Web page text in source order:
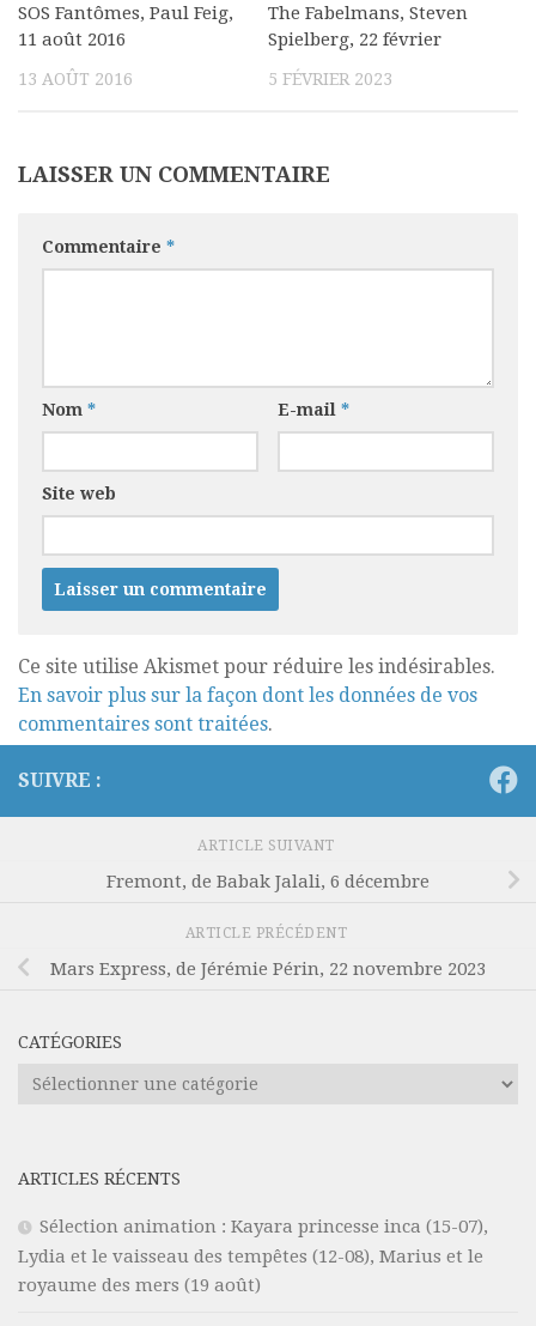
SOS Fantômes, Paul Feig,
11 août 2016
13 AOÛT 2016
The Fabelmans, Steven
Spielberg, 22 février
5 FÉVRIER 2023
LAISSER UN COMMENTAIRE
Commentaire *
Nom * E-mail *
Site web
Ce site utilise Akismet pour réduire les indésirables.
En savoir plus sur la façon dont les données de vos
commentaires sont traitées.
SUIVRE :
ARTICLE SUIVANT
Fremont, de Babak Jalali, 6 décembre
ARTICLE PRÉCÉDENT
Mars Express, de Jérémie Périn, 22 novembre 2023
CATÉGORIES
Catégories
ARTICLES RÉCENTS
Sélection animation : Kayara princesse inca (15-07),
Lydia et le vaisseau des tempêtes (12-08), Marius et le
royaume des mers (19 août)